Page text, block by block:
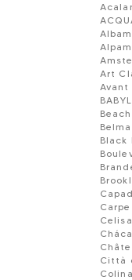
Art
Avant
Black
Città